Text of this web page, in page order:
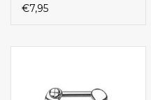
€7,95